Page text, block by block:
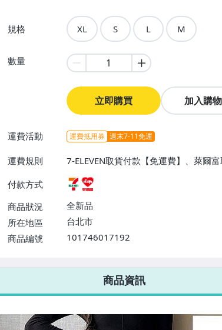
規格 XL S L M
數量
立即購買 加入購
運費活動 運費抵用券 週末7-11免運
運費規則
7-ELEVEN取貨付款【免運費】、萊爾富
付款方式
商品狀況
全新品
所在地區
台北市
商品編號
101746017192
7-ELEVEN 運費只要38元
不限金額、筆數，筆筆優惠無限次！
商品資訊